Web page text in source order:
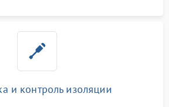
и контроль изоляции